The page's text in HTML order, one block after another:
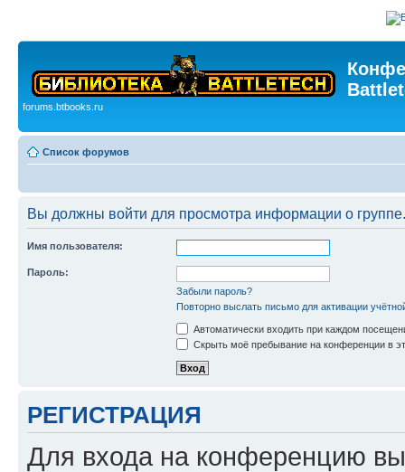
forums.btbooks.ru
Список форумов
Вы должны войти для просмотра информации о группе.
Имя пользователя:
Пароль:
Забыли пароль?
Повторно выслать письмо для активации
Автоматически входить при каждом
Скрыть моё пребывание на конференции в
РЕГИСТРАЦИЯ
Для входа на конференцию